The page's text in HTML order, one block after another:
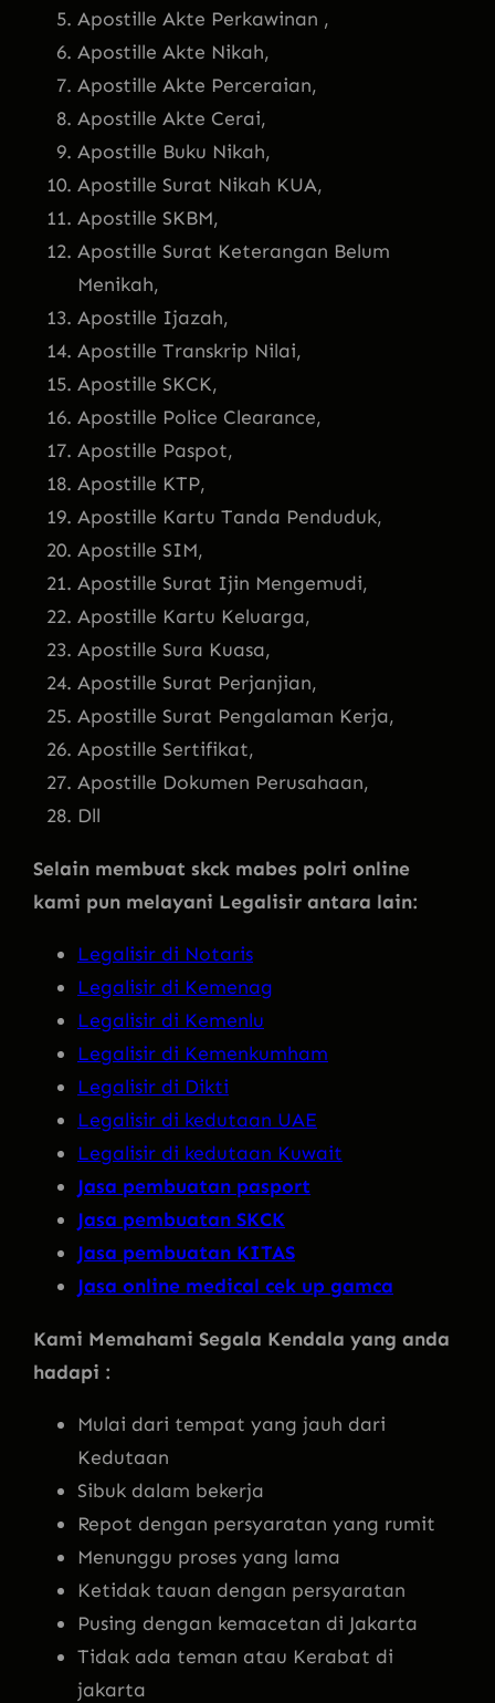
Apostille Akte Perkawinan ,
Apostille Akte Nikah,
Apostille Akte Perceraian,
Apostille Akte Cerai,
Apostille Buku Nikah,
Apostille Surat Nikah KUA,
Apostille SKBM,
Apostille Surat Keterangan Belum
Menikah,
Apostille Ijazah,
Apostille Transkrip Nilai,
Apostille SKCK,
Apostille Police Clearance,
Apostille Paspot,
Apostille KTP,
Apostille Kartu Tanda Penduduk,
Apostille SIM,
Apostille Surat Ijin Mengemudi,
Apostille Kartu Keluarga,
Apostille Sura Kuasa,
Apostille Surat Perjanjian,
Apostille Surat Pengalaman Kerja,
Apostille Sertifikat,
Apostille Dokumen Perusahaan,
Dll
Selain membuat skck mabes polri online
kami pun melayani Legalisir antara lain:
Legalisir di Notaris
Legalisir di Kemenag
Legalisir di Kemenlu
Legalisir di Kemenkumham
Legalisir di Dikti
Legalisir di kedutaan UAE
Legalisir di kedutaan Kuwait
Jasa pembuatan pasport
Jasa pembuatan SKCK
Jasa pembuatan KITAS
Jasa online medical cek up gamca
Kami Memahami Segala Kendala yang anda
hadapi :
Mulai dari tempat yang jauh dari
Kedutaan
Sibuk dalam bekerja
Repot dengan persyaratan yang rumit
Menunggu proses yang lama
Ketidak tauan dengan persyaratan
Pusing dengan kemacetan di Jakarta
Tidak ada teman atau Kerabat di
jakarta